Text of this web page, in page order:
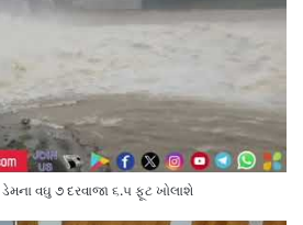
વઘુ ૭ દરવાજા ૬.૫ ફૂટ ખોલાશે